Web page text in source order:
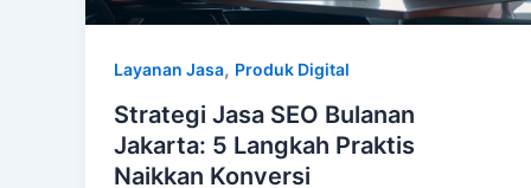
Layanan Jasa, Produk Digital
Strategi Jasa SEO Bulanan
Jakarta: 5 Langkah Praktis
Naikkan Konversi